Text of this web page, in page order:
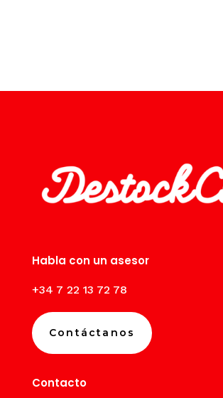
Habla con un asesor
+34 7 22 13 72 78
Contáctanos
Contacto